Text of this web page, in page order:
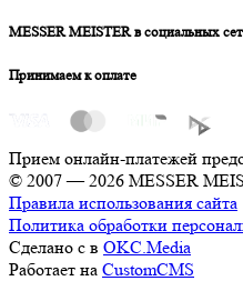
MESSER MEISTER в социальных
Принимаем к оплате
Прием онлайн-платежей
© 2007 — 2026 MESSER
Правила использования сайта
Политика обработки
Сделано с в OKC.Media
Работает на CustomCMS